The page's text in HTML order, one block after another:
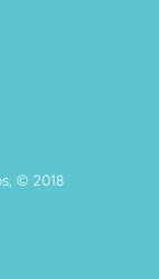
© 2018